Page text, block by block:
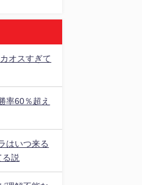
オスすぎて
率60％超え
はいつ来る
説